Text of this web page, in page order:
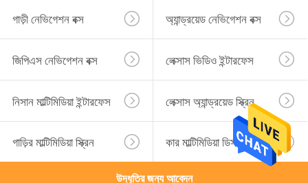
গাড়ী নেভিগেশন বক্স অ্যান্ড্রয়েড নেভিগেশন বক্স
জিপিএস নেভিগেশন বক্স লেক্সাস ভিডিও ইন্টারফেস
নিসান মাল্টিমিডিয়া ইন্টারফেস লেক্সাস অ্যান্ড্রয়েড স্ক্রিন
গাড়ির মাল্টিমিডিয়া স্ক্রিন কার মাল্টিমিডিয়া ডিসপ্লে
উদ্ধৃতির জন্য আবেদন